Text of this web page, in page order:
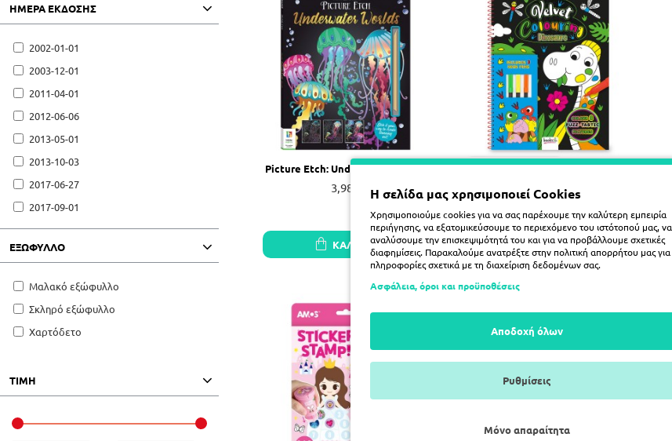
ΤΙΜΗ
ΗΜΈΡΑ ΈΚΔΟΣΗΣ
2002-01-01
2003-12-01
2011-04-01
2012-06-06
2013-05-01
2013-10-03
2017-06-27
2017-09-01
2018-01-01
2018-04-01
2019-07-15
ΕΞΩΦΥΛΛΟ
Μαλακό εξώφυλλο
Σκληρό εξώφυλλο
Χαρτόδετο
Picture Etch: Underwater Worlds
3,98€
ΚΑΛΆΘΙ
Velvet Colouring: Dinosaurs
4,98€
ΚΑΛΆΘΙ
Η σελίδα μας χρησιμοποιεί Cookies
Χρησιμοποιούμε cookies για να σας παρέχουμε την καλύτερη εμπειρία
περιήγησης, να εξατομικεύσουμε το περιεχόμενο του ιστότοπού μας, να
αναλύσουμε την επισκεψιμότητά του και για να προβάλλουμε σχετικές
διαφημίσεις. Παρακαλούμε ανατρέξτε στην πολιτική απορρήτου μας για
πληροφορίες σχετικά με τη διαχείριση δεδομένων σας.
Ασφάλεια, όροι και προϋποθέσεις
Αποδοχή όλων
Ρυθμίσεις
Μόνο απαραίτητα